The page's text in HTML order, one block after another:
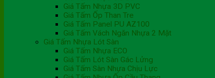
Giá Tấm Nhựa 3D PVC
Giá Tấm Ốp Than Tre
Giá Tấm Panel PU AZ100
Giá Tấm Vách Ngăn Nhựa 2 Mặt
Giá Tấm Nhựa Lót Sàn
Giá Tấm Nhựa ECO
Giá Tấm Lót Sàn Gác Lửng
Giá Tấm Sàn Nhựa Chịu Lực